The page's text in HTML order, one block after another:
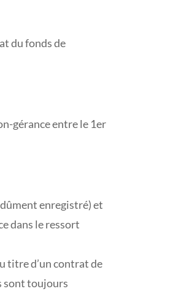
du fonds de
gérance entre le 1er
enregistré) et
dans le ressort
titre d’un contrat de
sont toujours